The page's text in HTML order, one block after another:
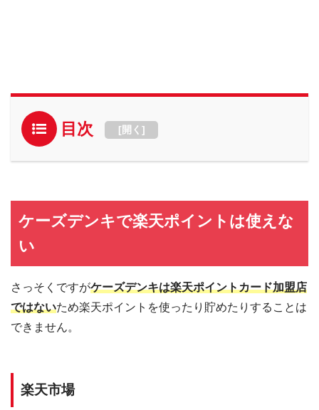
目次 [開く ]
ケーズデンキで楽天ポイントは使えな
い
さっそくですがケーズデンキは楽天ポイントカード加盟店
ではないため楽天ポイントを使ったり貯めたりすることは
できません。
楽天市場